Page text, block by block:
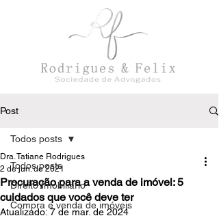
Post
Todos posts
Direito Imobiliário
Compra e venda de imóveis
Todos posts
Procuração para a venda de imóvel: 5
cuidados que você deve ter
Dra. Tatiane Rodrigues
2 de jun. de 2021
Atualizado:7 de mar. de 2024